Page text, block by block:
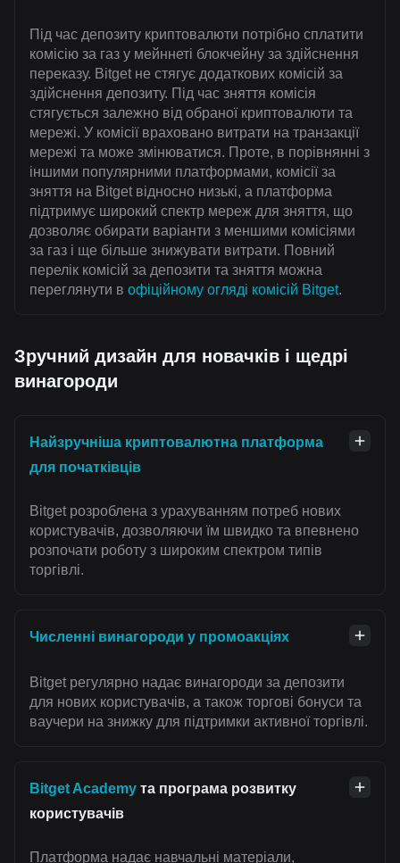
Під час депозиту криптовалюти потрібно сплатити
комісію за газ у мейннеті блокчейну за здійснення
переказу. Bitget не стягує додаткових комісій за
здійснення депозиту. Під час зняття комісія
стягується залежно від обраної криптовалюти та
мережі. У комісії враховано витрати на транзакції
мережі та може змінюватися. Проте, в порівнянні з
іншими популярними платформами, комісії за
зняття на Bitget відносно низькі, а платформа
підтримує широкий спектр мереж для зняття, що
дозволяє обирати варіанти з меншими комісіями
за газ і ще більше знижувати витрати. Повний
перелік комісій за депозити та зняття можна
переглянути в офіційному огляді комісій Bitget.
Зручний дизайн для новачків і щедрі
винагороди
Найзручніша криптовалютна платформа
для початківців
Bitget розроблена з урахуванням потреб нових
користувачів, дозволяючи їм швидко та впевнено
розпочати роботу з широким спектром типів
торгівлі.
Численні винагороди у промоакціях
Bitget регулярно надає винагороди за депозити
для нових користувачів, а також торгові бонуси та
ваучери на знижку для підтримки активної торгівлі.
Bitget Academy та програма розвитку
користувачів
Платформа надає навчальні матеріали,